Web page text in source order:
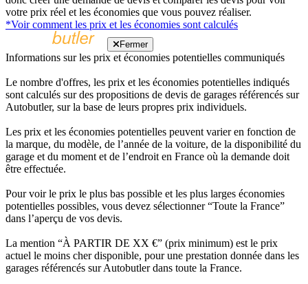
votre prix réel et les économies que vous pouvez réaliser.
*Voir comment les prix et les économies sont calculés
Fermer
Informations sur les prix et économies potentielles communiqués
Le nombre d'offres, les prix et les économies potentielles indiqués
sont calculés sur des propositions de devis de garages référencés sur
Autobutler, sur la base de leurs propres prix individuels.
Les prix et les économies potentielles peuvent varier en fonction de
la marque, du modèle, de l’année de la voiture, de la disponibilité du
garage et du moment et de l’endroit en France où la demande doit
être effectuée.
Pour voir le prix le plus bas possible et les plus larges économies
potentielles possibles, vous devez sélectionner “Toute la France”
dans l’aperçu de vos devis.
La mention “À PARTIR DE XX €” (prix minimum) est le prix
actuel le moins cher disponible, pour une prestation donnée dans les
garages référencés sur Autobutler dans toute la France.